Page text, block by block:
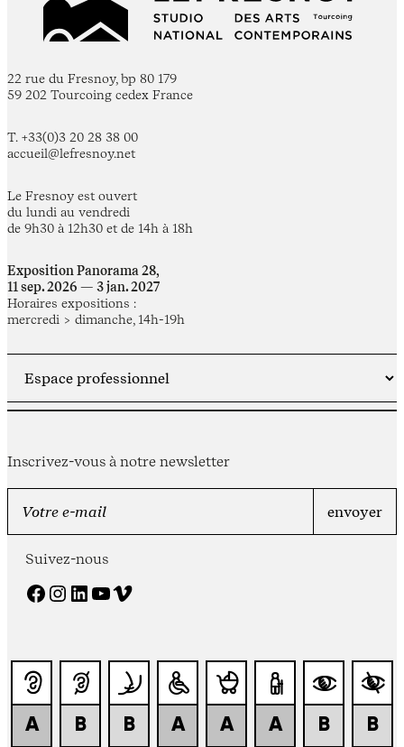
22 rue du Fresnoy, bp 80 179
59 202 Tourcoing cedex France
T. +33(0)3 20 28 38 00
accueil@lefresnoy.net
Le Fresnoy est ouvert
du lundi au vendredi
de 9h30 à 12h30 et de 14h à 18h
Exposition Panorama 28,
11 sep. 2026 — 3 jan. 2027
Horaires expositions :
mercredi > dimanche, 14h-19h
Inscrivez-vous à notre newsletter
Suivez-nous
Facebook Instagram LinkedIn YouTube Vimeo